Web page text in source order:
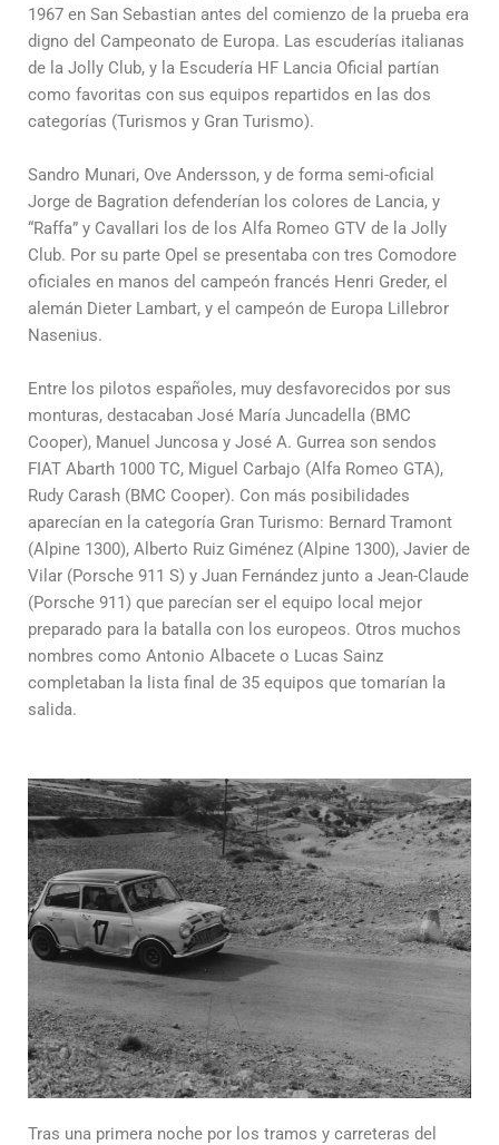
1967 en San Sebastian antes del comienzo de la prueba era
digno del Campeonato de Europa. Las escuderías italianas
de la Jolly Club, y la Escudería HF Lancia Oficial partían
como favoritas con sus equipos repartidos en las dos
categorías (Turismos y Gran Turismo).
Sandro Munari, Ove Andersson, y de forma semi-oficial
Jorge de Bagration defenderían los colores de Lancia, y
“Raffa” y Cavallari los de los Alfa Romeo GTV de la Jolly
Club. Por su parte Opel se presentaba con tres Comodore
oficiales en manos del campeón francés Henri Greder, el
alemán Dieter Lambart, y el campeón de Europa Lillebror
Nasenius.
Entre los pilotos españoles, muy desfavorecidos por sus
monturas, destacaban José María Juncadella (BMC
Cooper), Manuel Juncosa y José A. Gurrea son sendos
FIAT Abarth 1000 TC, Miguel Carbajo (Alfa Romeo GTA),
Rudy Carash (BMC Cooper). Con más posibilidades
aparecían en la categoría Gran Turismo: Bernard Tramont
(Alpine 1300), Alberto Ruiz Giménez (Alpine 1300), Javier de
Vilar (Porsche 911 S) y Juan Fernández junto a Jean-Claude
(Porsche 911) que parecían ser el equipo local mejor
preparado para la batalla con los europeos. Otros muchos
nombres como Antonio Albacete o Lucas Sainz
completaban la lista final de 35 equipos que tomarían la
salida.
Tras una primera noche por los tramos y carreteras del